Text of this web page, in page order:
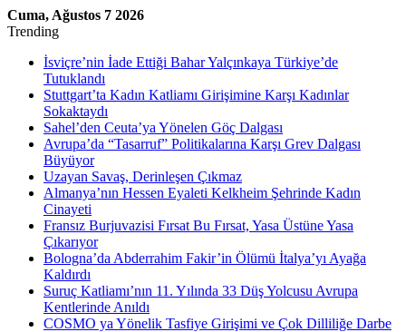
Cuma, Ağustos 7 2026
Trending
İsviçre’nin İade Ettiği Bahar Yalçınkaya Türkiye’de
Tutuklandı
Stuttgart’ta Kadın Katliamı Girişimine Karşı Kadınlar
Sokaktaydı
Sahel’den Ceuta’ya Yönelen Göç Dalgası
Avrupa’da “Tasarruf” Politikalarına Karşı Grev Dalgası
Büyüyor
Uzayan Savaş, Derinleşen Çıkmaz
Almanya’nın Hessen Eyaleti Kelkheim Şehrinde Kadın
Cinayeti
Fransız Burjuvazisi Fırsat Bu Fırsat, Yasa Üstüne Yasa
Çıkarıyor
Bologna’da Abderrahim Fakir’in Ölümü İtalya’yı Ayağa
Kaldırdı
Suruç Katliamı’nın 11. Yılında 33 Düş Yolcusu Avrupa
Kentlerinde Anıldı
COSMO ya Yönelik Tasfiye Girişimi ve Çok Dilliliğe Darbe